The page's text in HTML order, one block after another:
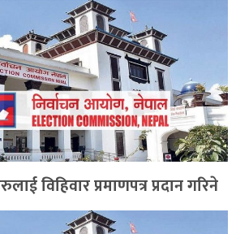
विहिवार प्रमाणपत्र प्रदान गरिने